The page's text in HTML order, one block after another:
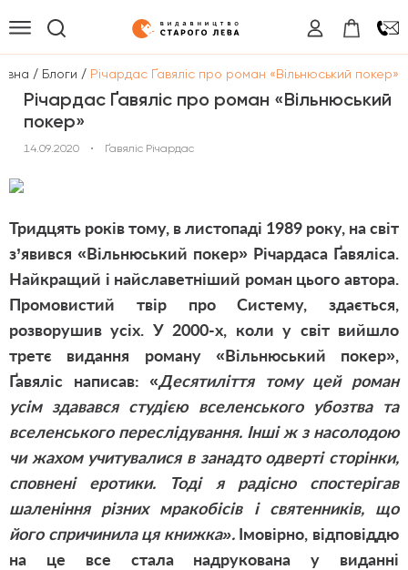
/ Блоги / Річардас Ґавяліс про роман «Вільнюський покер»
Річардас Ґавяліс про роман «Вільнюський
покер»
14.09.2020 • Ґавяліс Річардас
Тридцять років тому, в листопаді 1989 року, на світ
з’явився «Вільнюський покер» Річардаса Ґавяліса.
Найкращий і найславетніший роман цього автора.
Промовистий твір про Систему, здається,
розворушив усіх. У 2000-х, коли у світ вийшло
третє видання роману «Вільнюський покер»,
Ґавяліс написав: «Десятиліття тому цей роман
усім здавався студією вселенського убозтва та
вселенського переслідування. Інші ж з насолодою
чи жахом учитувалися в занадто одверті сторінки,
сповнені еротики. Тоді я радісно спостерігав
шаленіння різних мракобісів і святенників, що
його спричинила ця книжка».Імовірно, відповіддю
на це все стала надрукована у виданні